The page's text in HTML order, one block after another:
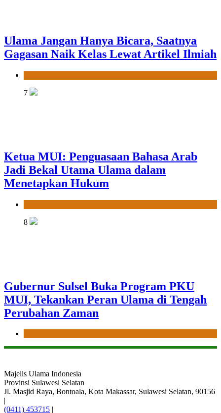
Ulama Jangan Hanya Bicara, Saatnya
Gagasan Naik Kelas Lewat Artikel Ilmiah
7
Ketua MUI: Penguasaan Bahasa Arab
Jadi Bekal Utama Ulama dalam
Menetapkan Hukum
8
Gubernur Sulsel Buka Program PKU
MUI, Tekankan Peran Ulama di Tengah
Perubahan Zaman
Majelis Ulama Indonesia
Provinsi Sulawesi Selatan
Jl. Masjid Raya, Bontoala, Kota Makassar, Sulawesi Selatan, 90156
|
(0411) 453715 |